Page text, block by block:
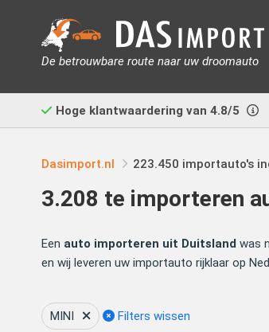
De betrouwbare route naar uw droomauto
Hoge klantwaardering van 4.8/5
Dasimport.nl 223.450 importauto's
3.208 te importeren
Een auto importeren uit Duitsland was
en wij leveren uw importauto rijklaar op
MINI Filters wissen